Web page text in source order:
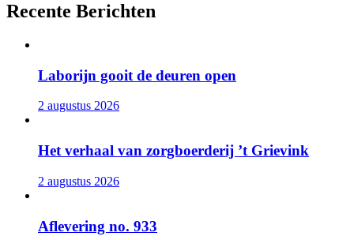
Recente Berichten
Laborijn gooit de deuren open
2 augustus 2026
Het verhaal van zorgboerderij ’t Grievink
2 augustus 2026
Aflevering no. 933